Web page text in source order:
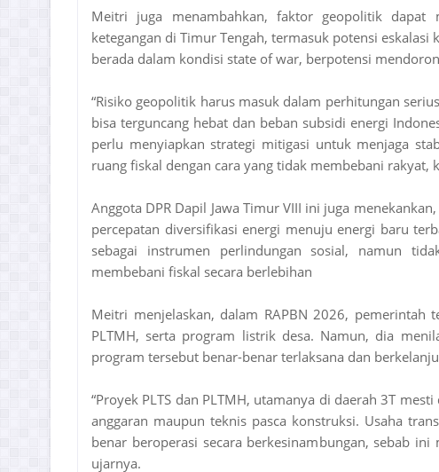
Meitri juga menambahkan, faktor geopolitik dapat
ketegangan di Timur Tengah, termasuk potensi
berada dalam kondisi state of war, berpotensi
“Risiko geopolitik harus masuk dalam perhitungan
bisa terguncang hebat dan beban subsidi energi
perlu menyiapkan strategi mitigasi untuk menjaga
ruang fiskal dengan cara yang tidak membebani rakyat,
Anggota DPR Dapil Jawa Timur VIII ini juga
percepatan diversifikasi energi menuju energi baru
sebagai instrumen perlindungan sosial, namun
membebani fiskal secara berlebihan
Meitri menjelaskan, dalam RAPBN 2026, pemerintah
PLTMH, serta program listrik desa. Namun, dia
program tersebut benar-benar terlaksana dan
“Proyek PLTS dan PLTMH, utamanya di daerah 3T
anggaran maupun teknis pasca konstruksi. Usaha
benar beroperasi secara berkesinambungan, sebab
ujarnya.